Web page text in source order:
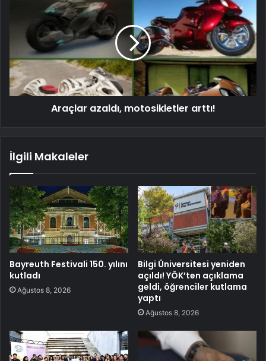
Araçlar azaldı, motosikletler arttı!
İlgili Makaleler
Bayreuth Festivali 150. yılını
kutladı
Ağustos 8, 2026
Bilgi Üniversitesi yeniden
açıldı! YÖK’ten açıklama
geldi, öğrenciler kutlama
yaptı
Ağustos 8, 2026